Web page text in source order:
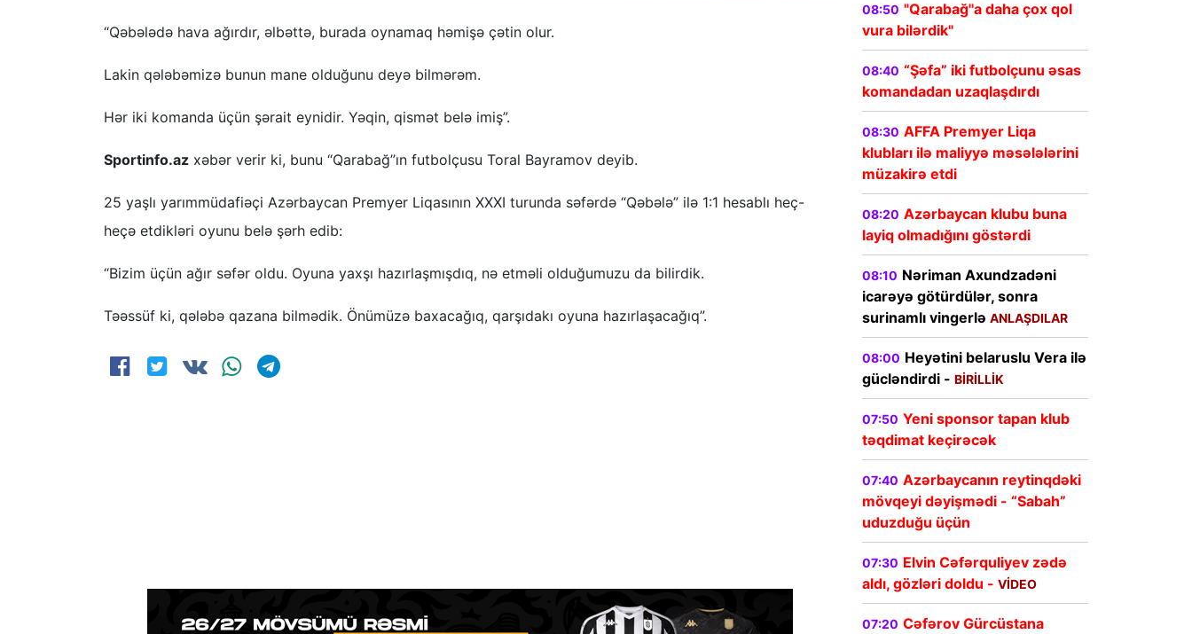
“Qəbələdə hava ağırdır, əlbəttə, burada oynamaq həmişə çətin olur.
Lakin qələbəmizə bunun mane olduğunu deyə bilmərəm.
Hər iki komanda üçün şərait eynidir. Yəqin, qismət belə imiş”.
Sportinfo.az xəbər verir ki, bunu “Qarabağ”ın futbolçusu Toral Bayramov deyib.
25 yaşlı yarımmüdafiəçi Azərbaycan Premyer Liqasının XXXI turunda səfərdə “Qəbələ” ilə 1:1 hesablı heç-
heçə etdikləri oyunu belə şərh edib:
“Bizim üçün ağır səfər oldu. Oyuna yaxşı hazırlaşmışdıq, nə etməli olduğumuzu da bilirdik.
Təəssüf ki, qələbə qazana bilmədik. Önümüzə baxacağıq, qarşıdakı oyuna hazırlaşacağıq”.
08:50 "Qarabağ"a daha çox qol
vura bilərdik"
08:40 “Şəfa” iki futbolçunu əsas
komandadan uzaqlaşdırdı
08:30 AFFA Premyer Liqa
klubları ilə maliyyə məsələlərini
müzakirə etdi
08:20 Azərbaycan klubu buna
layiq olmadığını göstərdi
08:10 Nəriman Axundzadəni
icarəyə götürdülər, sonra
surinamlı vingerlə ANLAŞDILAR
08:00 Heyətini belaruslu Vera ilə
gücləndirdi - BİRİLLİK
07:50 Yeni sponsor tapan klub
təqdimat keçirəcək
07:40 Azərbaycanın reytinqdəki
mövqeyi dəyişmədi - “Sabah”
uduzduğu üçün
07:30 Elvin Cəfərquliyev zədə
aldı, gözləri doldu - VİDEO
07:20 Cəfərov Gürcüstana